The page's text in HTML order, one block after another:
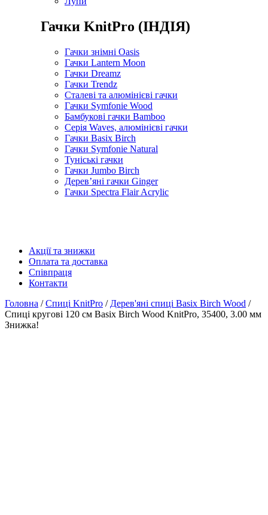
Гачки KnitPro (ІНДІЯ)
Гачки знімні Oasis
Гачки Lantern Moon
Гачки Dreamz
Гачки Trendz
Сталеві та алюмінієві гачки
Гачки Symfonie Wood
Бамбукові гачки Bamboo
Серія Waves, алюмінієві гачки
Гачки Basix Birch
Гачки Symfonie Natural
Туніські гачки
Гачки Jumbo Birch
Дерев’яні гачки Ginger
Гачки Spectra Flair Acrylic
Акції та знижки
Оплата та доставка
Співпраця
Контакти
Головна /Спиці KnitPro / Дерев'яні спиці Basix Birch Wood /
Спиці кругові 120 см Basix Birch Wood KnitPro, 35400, 3.00 мм
Знижка!